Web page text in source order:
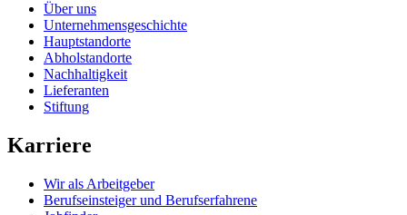
Über uns
Unternehmensgeschichte
Hauptstandorte
Abholstandorte
Nachhaltigkeit
Lieferanten
Stiftung
Karriere
Wir als Arbeitgeber
Berufseinsteiger und Berufserfahrene